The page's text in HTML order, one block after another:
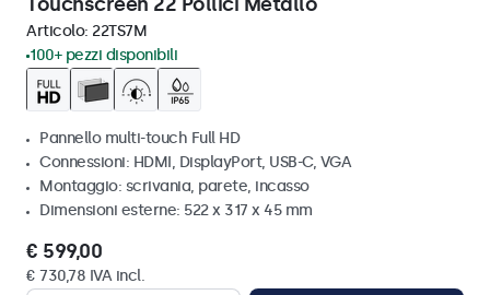
Articolo: 22TS7M
100+ pezzi disponibili
Pannello multi-touch Full HD
Connessioni: HDMI, DisplayPort, USB-C, VGA
Montaggio: scrivania, parete, incasso
Dimensioni esterne: 522 x 317 x 45 mm
€ 599,00
€ 730,78 IVA incl.